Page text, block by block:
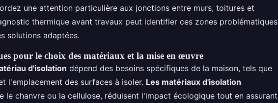
une attention particulière aux jonctions entre murs, toitures et
thermique avant travaux peut identifier ces zones problématiques
solutions adaptées.
pour le choix des matériaux et la mise en œuvre
d'isolation dépend des besoins spécifiques de la maison, tels que
l'emplacement des surfaces à isoler. Les matériaux d'isolation
le chanvre ou la cellulose, réduisent l'impact écologique tout en assurant